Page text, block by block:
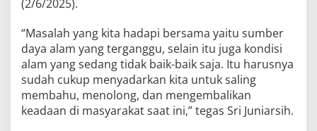
(2/6/2025).
“Masalah yang kita hadapi bersama yaitu sumber
daya alam yang terganggu, selain itu juga kondisi
alam yang sedang tidak baik-baik saja. Itu harusnya
sudah cukup menyadarkan kita untuk saling
membahu, menolong, dan mengembalikan
keadaan di masyarakat saat ini,” tegas Sri Juniarsih.